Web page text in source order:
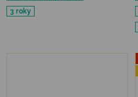
3 roky